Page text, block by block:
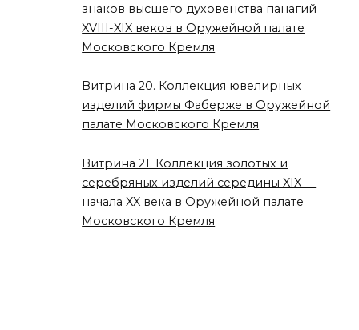
знаков высшего духовенства панагий
XVIII-XIX веков в Оружейной палате
Московского Кремля
Витрина 20. Коллекция ювелирных
изделий фирмы Фаберже в Оружейной
палате Московского Кремля
Витрина 21. Коллекция золотых и
серебряных изделий середины XIX —
начала XX века в Оружейной палате
Московского Кремля